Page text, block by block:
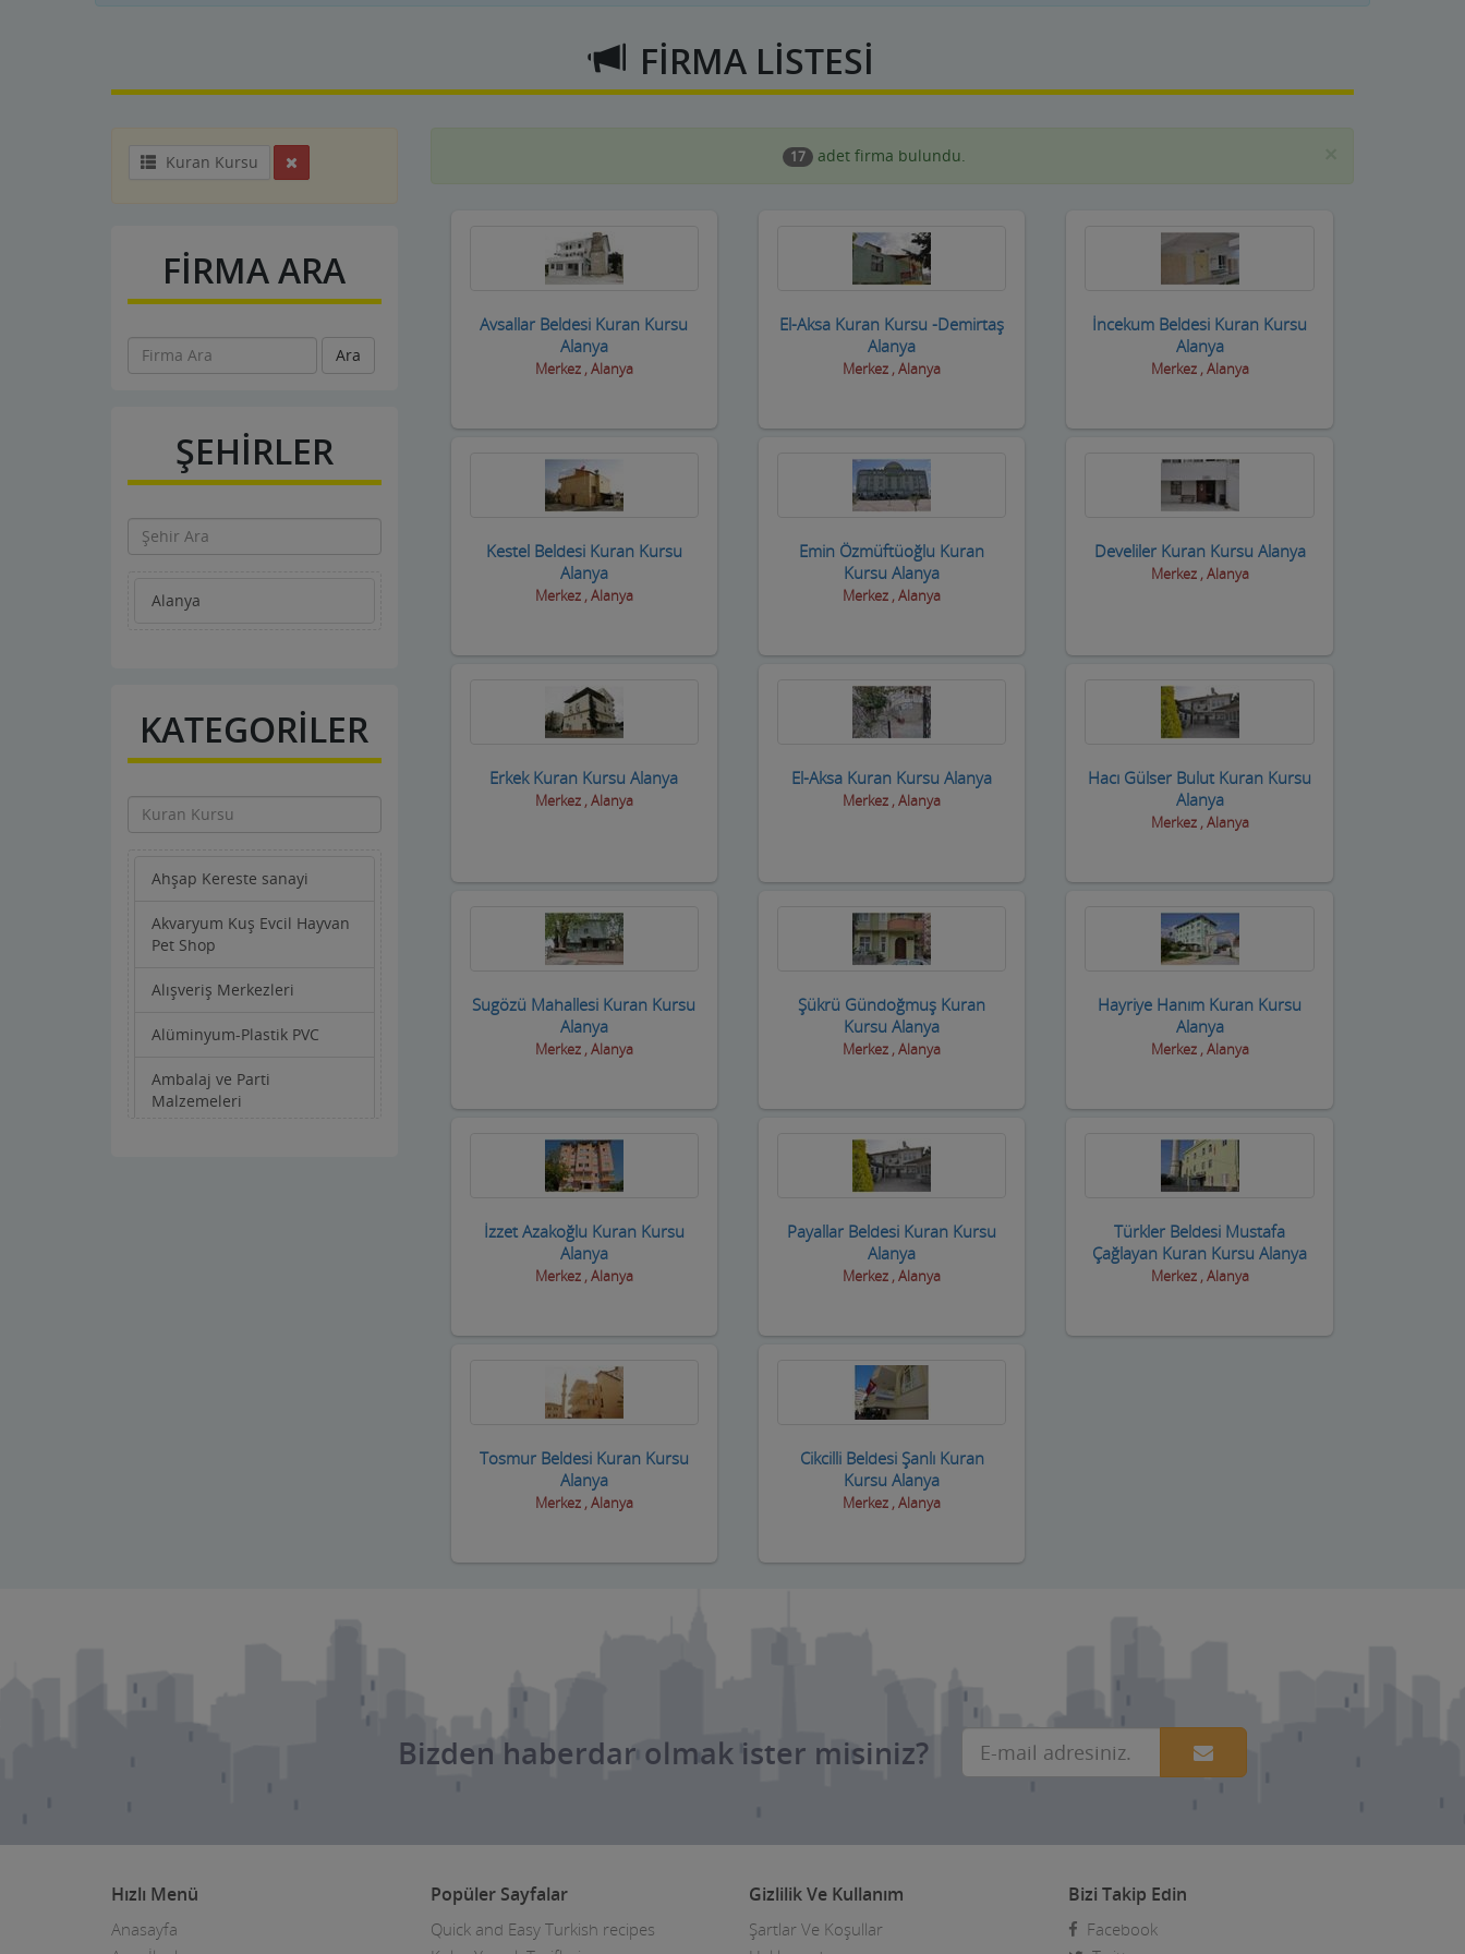
FİRMA LİSTESİ
Kuran Kursu
FİRMA ARA
Ara
ŞEHİRLER
Alanya
KATEGORİLER
Ahşap Kereste sanayi
Akvaryum Kuş Evcil Hayvan
Pet Shop
Alışveriş Merkezleri
Alüminyum-Plastik PVC
Ambalaj ve Parti
Malzemeleri
Bebek ve Çocuk Mağazası
Beyaz Eşya Teknik Servisler
17 adet firma bulundu.
Avsallar Beldesi Kuran Kursu
Alanya
Merkez , Alanya
El-Aksa Kuran Kursu -Demirtaş
Alanya
Merkez , Alanya
İncekum Beldesi Kuran Kursu
Alanya
Merkez , Alanya
Kestel Beldesi Kuran Kursu
Alanya
Merkez , Alanya
Emin Özmüftüoğlu Kuran
Kursu Alanya
Merkez , Alanya
Develiler Kuran Kursu Alanya
Merkez , Alanya
Erkek Kuran Kursu Alanya
Merkez , Alanya
El-Aksa Kuran Kursu Alanya
Merkez , Alanya
Hacı Gülser Bulut Kuran Kursu
Alanya
Merkez , Alanya
Sugözü Mahallesi Kuran Kursu
Alanya
Merkez , Alanya
Şükrü Gündoğmuş Kuran
Kursu Alanya
Merkez , Alanya
Hayriye Hanım Kuran Kursu
Alanya
Merkez , Alanya
İzzet Azakoğlu Kuran Kursu
Alanya
Merkez , Alanya
Payallar Beldesi Kuran Kursu
Alanya
Merkez , Alanya
Türkler Beldesi Mustafa
Çağlayan Kuran Kursu Alanya
Merkez , Alanya
Tosmur Beldesi Kuran Kursu
Alanya
Merkez , Alanya
Cikcilli Beldesi Şanlı Kuran
Kursu Alanya
Merkez , Alanya
Bizden haberdar olmak ister misiniz?
Hızlı Menü
Anasayfa
Popüler Sayfalar
Quick and Easy Turkish recipes
Gizlilik Ve Kullanım
Şartlar Ve Koşullar
Bizi Takip Edin
Facebook